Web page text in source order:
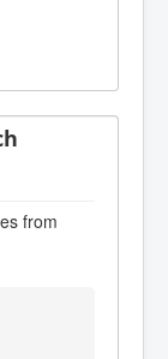
from